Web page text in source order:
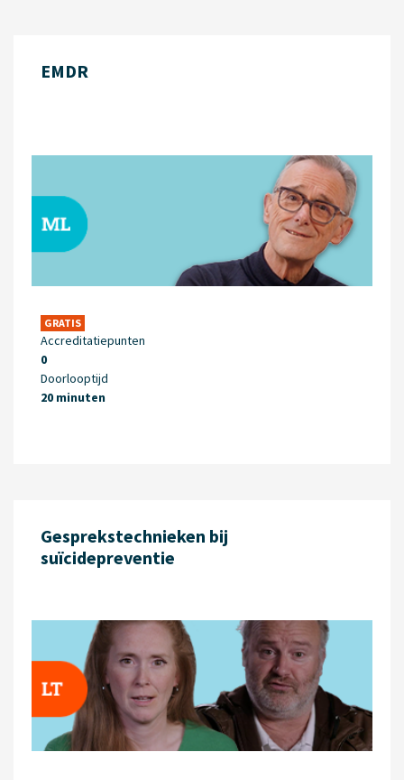
EMDR
GRATIS
Accreditatiepunten
0
Doorlooptijd
20 minuten
Gesprekstechnieken bij
suïcidepreventie